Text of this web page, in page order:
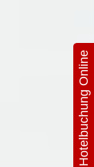
Hotelbuchung Online